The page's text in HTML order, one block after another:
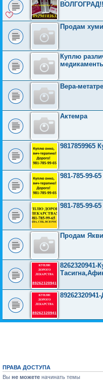
ВОЛГОГРАД!!
Продам
Куплю
Вера-
Актемра
9817859965
981-785-99-
981-785-99-
Продам
8262320941-
ПРАВА ДОСТУПА
Вы не можете начинать темы